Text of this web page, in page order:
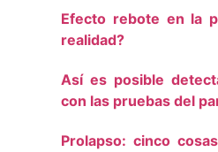
Efecto rebote en la
realidad?
Así es posible
con las pruebas del
Prolapso: cinco